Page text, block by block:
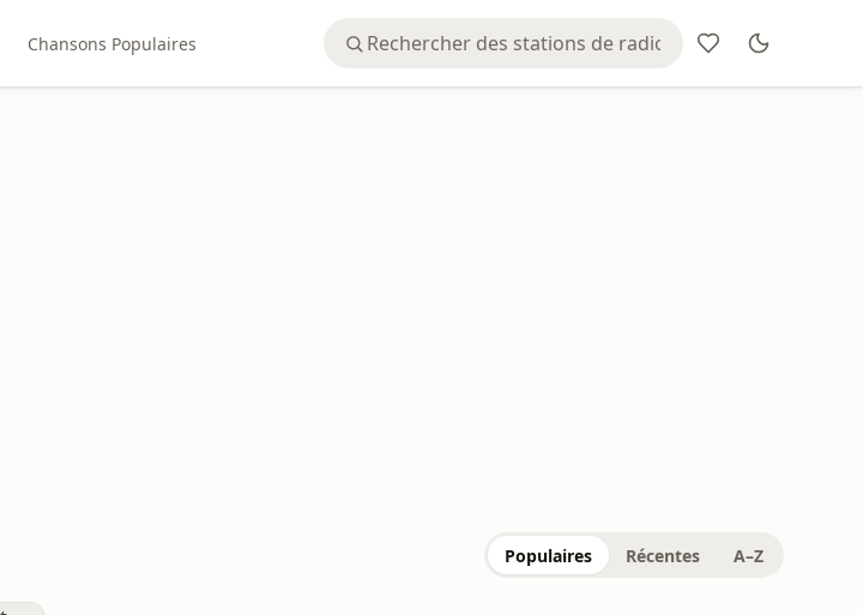
Chansons Populaires
Populaires Récentes A–Z